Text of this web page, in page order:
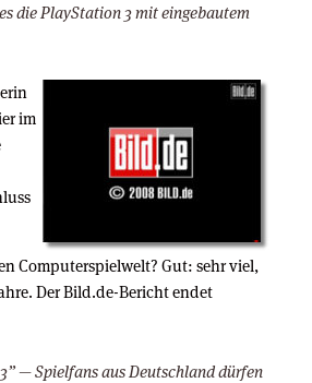
die PlayStation 3 mit eingebautem
im
Computerspielwelt? Gut: sehr viel,
Der Bild.de-Bericht endet
— Spielfans aus Deutschland dürfen